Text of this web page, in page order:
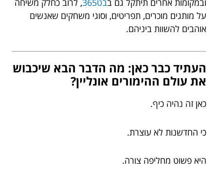
ובמקומות אחרים תיתקל גם בבט365
, לרוב כחלק משיחה
על מותגים מוכרים, תפריטים, וסוגי משחקים שאנשים
אוהבים להשוות ביניהם.
העתיד כבר כאן: מה הדבר הבא שיכבוש
את עולם ההימורים אונליין?
כאן זה נהיה כיף.
כי החדשנות לא עוצרת.
היא פשוט מחליפה צורה.